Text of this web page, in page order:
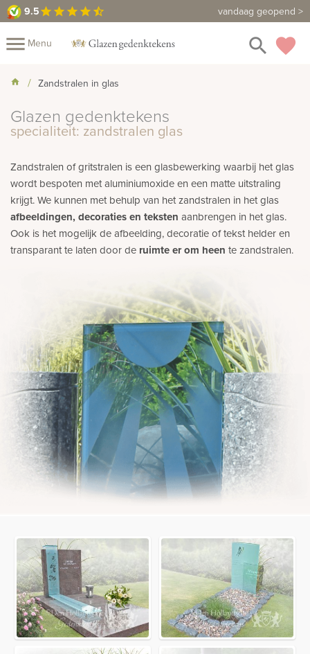
9.5star star star star star_half vandaag geopend >
9.5 Maak een vrijblijvende afspraak
menu Menu favorite
search
close
Assortiment
Fotoboek
Informatie
ons
Winkels Contact
Zandstralen in glas
Glazen gedenktekens
specialiteit: zandstralen glas
Zandstralen of gritstralen is een glasbewerking waarbij het glas
wordt bespoten met aluminiumoxide en een matte uitstraling
krijgt. We kunnen met behulp van het zandstralen in het glas
afbeeldingen, decoraties en teksten aanbrengen in het glas.
Ook is het mogelijk de afbeelding, decoratie of tekst helder en
transparant te laten door de ruimte er om heen te zandstralen.